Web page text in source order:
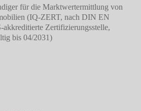
für die Marktwertermittlung von
(IQ-ZERT, nach DIN EN
Zertifizierungsstelle,
bis 04/2031)